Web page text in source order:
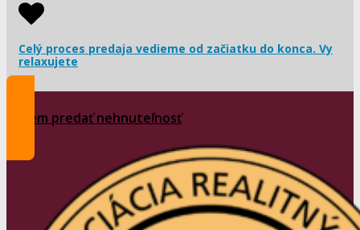
Celý proces predaja vedieme od začiatku do konca. Vy
relaxujete
Chcem predať nehnuteľnosť